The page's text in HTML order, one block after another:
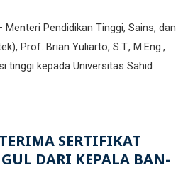
Pendidikan Tinggi, Sains, dan
Prof. Brian Yuliarto, S.T., M.Eng.,
tinggi kepada Universitas Sahid
SERTIFIKAT
DARI KEPALA BAN-